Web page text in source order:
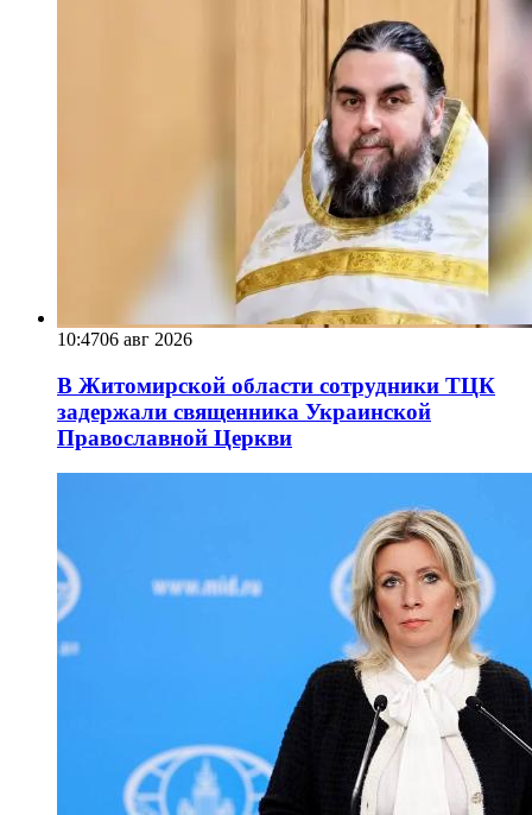
10:4706 авг 2026
В Житомирской области сотрудники ТЦК
задержали священника Украинской
Православной Церкви